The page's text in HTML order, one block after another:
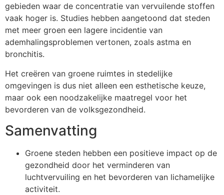
gebieden waar de concentratie van vervuilende stoffen
vaak hoger is. Studies hebben aangetoond dat steden
met meer groen een lagere incidentie van
ademhalingsproblemen vertonen, zoals astma en
bronchitis.
Het creëren van groene ruimtes in stedelijke
omgevingen is dus niet alleen een esthetische keuze,
maar ook een noodzakelijke maatregel voor het
bevorderen van de volksgezondheid.
Samenvatting
Groene steden hebben een positieve impact op de
gezondheid door het verminderen van
luchtvervuiling en het bevorderen van lichamelijke
activiteit.